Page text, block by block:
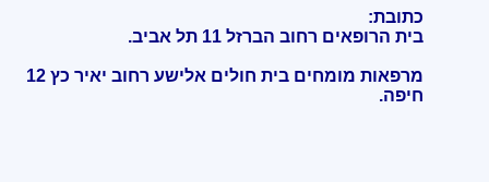
כתובת:
בית הרופאים רחוב הברזל 11 תל אביב.
מרפאות מומחים בית חולים אלישע רחוב יאיר כץ 12
חיפה.